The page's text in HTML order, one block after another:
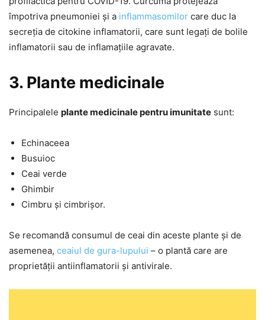
împotriva pneumoniei și a inflammasomilor care duc la
secreția de citokine inflamatorii, care sunt legați de bolile
inflamatorii sau de inflamațiile agravate.
3. Plante medicinale
Principalele plante medicinale pentru imunitate sunt:
Echinaceea
Busuioc
Ceai verde
Ghimbir
Cimbru și cimbrișor.
Se recomandă consumul de ceai din aceste plante și de
asemenea, ceaiul de gura-lupului – o plantă care are
proprietății antiinflamatorii și antivirale.